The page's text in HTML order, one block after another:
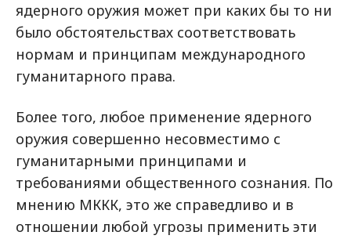
ядерного оружия может при каких бы то ни
было обстоятельствах соответствовать
нормам и принципам международного
гуманитарного права.
Более того, любое применение ядерного
оружия совершенно несовместимо с
гуманитарными принципами и
требованиями общественного сознания. По
мнению МККК, это же справедливо и в
отношении любой угрозы применить эти